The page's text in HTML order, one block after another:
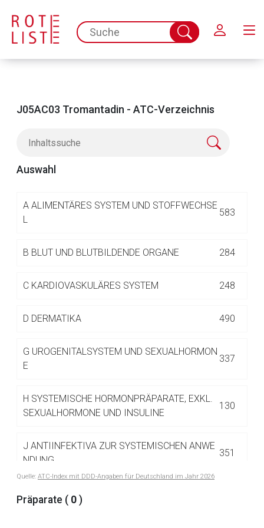
spc.search.input.placeholder
Suche
abschicken
J05AC03 Tromantadin - ATC-Verzeichnis
Auswahl
A ALIMENTÄRES SYSTEM UND STOFFWECHSE
L
583
B BLUT UND BLUTBILDENDE ORGANE 284
C KARDIOVASKULÄRES SYSTEM 248
D DERMATIKA 490
G UROGENITALSYSTEM UND SEXUALHORMON
E
337
H SYSTEMISCHE HORMONPRÄPARATE, EXKL.
SEXUALHORMONE UND INSULINE
130
J ANTIINFEKTIVA ZUR SYSTEMISCHEN ANWE
NDUNG
351
J01 ANTIBIOTIKA ZUR SYSTEMISCHEN
ANWENDUNG
Quelle: ATC-Index mit DDD-Angaben für Deutschland im Jahr 2026
Präparate ( 0 )
Aufruf einer externen Seite
Seite. Für die Inhalte der externen Web-Seite ist deren
Datenschutzbestimmungen.
Zur Seite